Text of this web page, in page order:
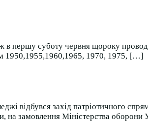
в першу суботу червня щороку
1950,1955,1960,1965, 1970, 1975, […]
відбувся захід патріотичного
на замовлення Міністерства